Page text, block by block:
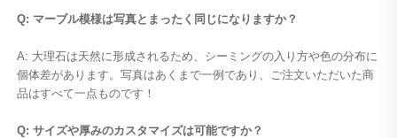
Q: マーブル模様は写真とまったく同じになりますか？
A: 大理石は天然に形成されるため、シーミングの入り方や色の分布に
個体差があります。写真はあくまで一例であり、ご注文いただいた商
品はすべて一点ものです！
Q: サイズや厚みのカスタマイズは可能ですか？